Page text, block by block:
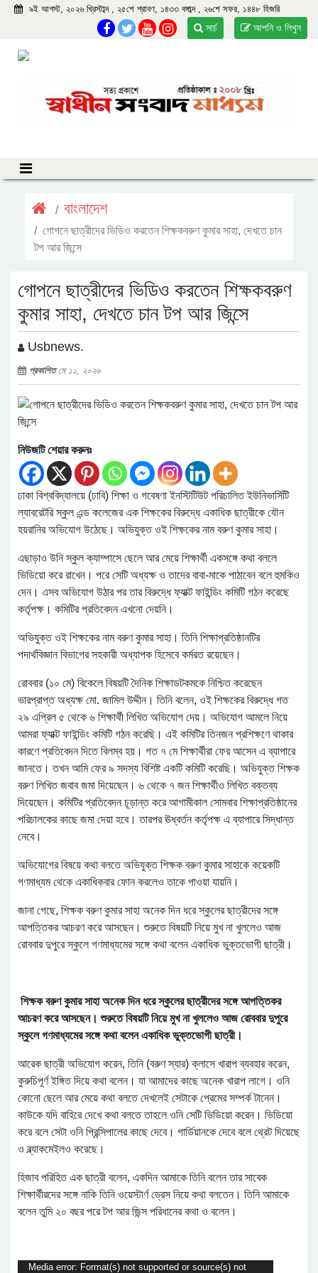
৯ই আগস্ট, ২০২৬ খ্রিস্টাব্দ , ২৫শে শ্রাবণ, ১৪৩৩ বঙ্গাব্দ , ২৬শে সফর, ১৪৪৮ হিজরি
আপনি ও লিখুন
সার্চ
বাংলাদেশ
গোপনে ছাত্রীদের ভিডিও করতেন শিক্ষকবরুণ কুমার সাহা, দেখতে চান
টপ আর জিন্সে
গোপনে ছাত্রীদের ভিডিও করতেন শিক্ষকবরুণ
কুমার সাহা, দেখতে চান টপ আর জিন্সে
Usbnews.
প্রকাশিতমে ১১, ২০২৬
নিউজটি শেয়ার করুনঃ
ঢাকা বিশ্ববিদ্যালয়ে (ঢাবি) শিক্ষা ও গবেষণা ইনস্টিটিউট পরিচালিত ইউনিভার্সিটি
ল্যাবরেটরি স্কুল এন্ড কলেজের এক শিক্ষকের বিরুদ্ধে একাধিক ছাত্রীকে যৌন
হয়রানির অভিযোগ উঠেছে। অভিযুক্ত ওই শিক্ষকের নাম বরুণ কুমার সাহা।
এছাড়াও উনি স্কুল ক্যাম্পাসে ছেলে আর মেয়ে শিক্ষার্থী একসঙ্গে কথা বললে
ভিডিয়ো করে রাখেন। পরে সেটি অধ্যক্ষ ও তাদের বাবা-মাকে পাঠাবেন বলে হুমকিও
দেন। এসব অভিযোগ উঠার পর তার বিরুদ্ধে ফ্যাক্ট ফাইন্ডিং কমিটি গঠন করেছে
কর্তৃপক্ষ। কমিটির প্রতিবেদন এখনো দেয়নি।
অভিযুক্ত ওই শিক্ষকের নাম বরুণ কুমার সাহা। তিনি শিক্ষাপ্রতিষ্ঠানটির
পদার্থবিজ্ঞান বিভাগের সহকারী অধ্যাপক হিসেবে কর্মরত রয়েছেন।
রোববার (১০ মে) বিকেলে বিষয়টি দৈনিক শিক্ষাডটকমকে নিশ্চিত করেছেন
ভারপ্রাপ্ত অধ্যক্ষ মো. জামিল উদ্দীন। তিনি বলেন, ওই শিক্ষকের বিরুদ্ধে গত
২৯ এপ্রিল ৫ থেকে ৬ শিক্ষার্থী লিখিত অভিযোগ দেয়। অভিযোগ আমলে নিয়ে
আমরা ফ্যাক্ট ফাইন্ডিং কমিটি গঠন করেছি। এই কমিটির তিনজন প্রশিক্ষণে থাকার
কারণে প্রতিবেদন দিতে বিলম্ব হয়। গত ৭ মে শিক্ষার্থীরা ফের আসেন এ ব্যাপারে
জানতে। তখন আমি ফের ৯ সদস্য বিশিষ্ট একটি কমিটি করেছি। অভিযুক্ত শিক্ষক
বরুণ লিখিত জবাব জমা দিয়েছেন। ৬ থেকে ৭ জন শিক্ষার্থীও লিখিত বক্তব্য
দিয়েছেন। কমিটির প্রতিবেদন চূড়ান্ত করে আগামীকাল সোমবার শিক্ষাপ্রতিষ্ঠানের
পরিচালকের কাছে জমা দেয়া হবে। তারপর ঊধ্বর্তন কর্তৃপক্ষ এ ব্যাপারে সিদ্ধান্ত
নেবে।
অভিযোগের বিষয়ে কথা বলতে অভিযুক্ত শিক্ষক বরুণ কুমার সাহাকে কয়েকটি
গণমাধ্যম থেকে একাধিকবার ফোন করলেও তাকে পাওয়া যায়নি।
জানা গেছে, শিক্ষক বরুণ কুমার সাহা অনেক দিন ধরে স্কুলের ছাত্রীদের সঙ্গে
আপত্তিকর আচরণ করে আসছেন। শুরুতে বিষয়টি নিয়ে মুখ না খুললেও আজ
রোববার দুপুরে স্কুলে গণমাধ্যমের সঙ্গে কথা বলেন একাধিক ভুক্তভোগী ছাত্রী।
শিক্ষক বরুণ কুমার সাহা অনেক দিন ধরে স্কুলের ছাত্রীদের সঙ্গে আপত্তিকর
আচরণ করে আসছেন। শুরুতে বিষয়টি নিয়ে মুখ না খুললেও আজ রোববার দুপুরে
স্কুলে গণমাধ্যমের সঙ্গে কথা বলেন একাধিক ভুক্তভোগী ছাত্রী।
আরেক ছাত্রী অভিযোগ করেন, তিনি (বরুণ স্যার) ক্লাসে খারাপ ব্যবহার করেন,
কুরুচিপূর্ণ ইঙ্গিত দিয়ে কথা বলেন। যা আমাদের কাছে অনেক খারাপ লাগে। ওনি
কোনো ছেলে আর মেয়ে কথা বলতে দেখলেই সেটাকে প্রেমের সম্পর্ক টানেন।
কাউকে যদি বাহিরে দেখে কথা বলতে তাহলে ওনি সেটি ভিডিয়ো করেন। ভিডিয়ো
করে বলে সেটা ওনি প্রিন্সিপালের কাছে দেবে। গার্ডিয়ানকে দেবে বলে থ্রেট দিয়েছে
ও ব্ল্যাকমেইলও করেছে।
হিজাব পরিহিত এক ছাত্রী বলেন, একদিন আমাকে তিনি বলেন তার সাবেক
শিক্ষার্থীরদের সঙ্গে নাকি তিনি ওয়েস্টার্ণ ড্রেস নিয়ে কথা বলতেন। তিনি আমাকে
বলেন তুমি ২০ বছর পরে টপ আর জিন্স পরিধানের কথা ও বলেন।
Video
Media error: Format(s) not supported or source(s) not